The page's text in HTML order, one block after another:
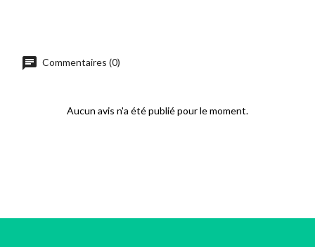
chat Commentaires (0)
Aucun avis n'a été publié pour le moment.